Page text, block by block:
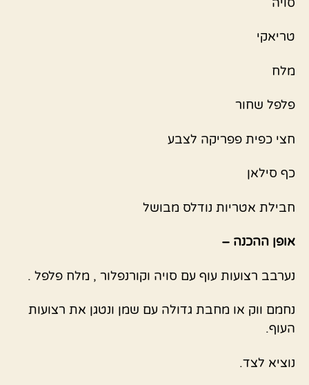
טריאקי
מלח
פלפל שחור
חצי כפית פפריקה לצבע
כף סילאן
חבילת אטריות נודלס מבושל
אופן ההכנה –
נערבב רצועות עוף עם סויה וקורנפלור , מלח פלפל .
נחמם ווק או מחבת גדולה עם שמן ונטגן את רצועות
העוף.
נוציא לצד.